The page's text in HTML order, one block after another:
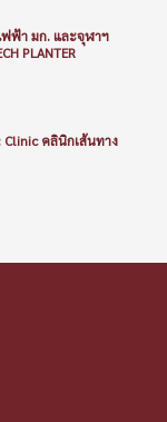
ฟฟ้า มก. และจุฬาฯ
PLANTER
คลินิกเส้นทาง